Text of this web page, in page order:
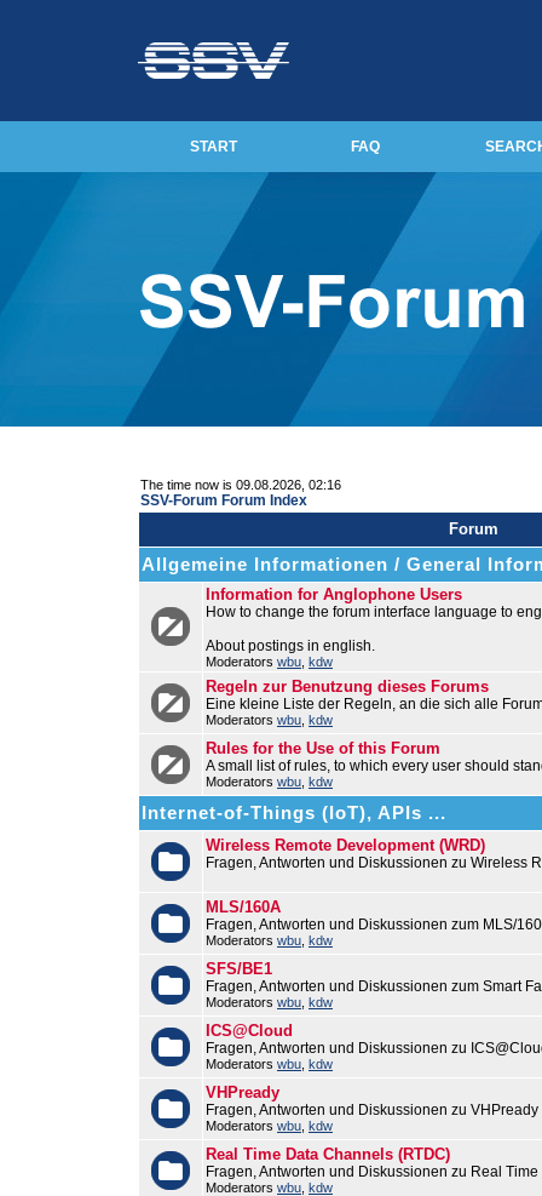
START FAQ
The time now is 09.08.2026, 02:16
SSV-Forum Forum Index
Forum
Allgemeine Informationen / General
Information for Anglophone Users
How to change the forum interface language to
About postings in english.
Moderators wbu kdw
Regeln zur Benutzung dieses Forums
Eine kleine Liste der Regeln, an die sich alle
Moderators wbu kdw
Rules for the Use of this Forum
A small list of rules, to which every user should
Moderators wbu kdw
Internet-of-Things (IoT), APIs ...
Wireless Remote Development (WRD)
Fragen, Antworten und Diskussionen zu Wireless
MLS/160A
Fragen, Antworten und Diskussionen zum MLS/
Moderators wbu kdw
SFS/BE1
Fragen, Antworten und Diskussionen zum Smart
Moderators wbu kdw
ICS@Cloud
Fragen, Antworten und Diskussionen zu
Moderators wbu kdw
VHPready
Fragen, Antworten und Diskussionen zu VHPready
Moderators wbu kdw
Real Time Data Channels (RTDC)
Fragen, Antworten und Diskussionen zu Real
Moderators wbu kdw